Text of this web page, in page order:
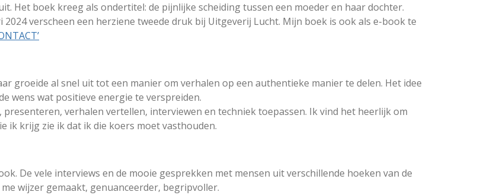
Het boek kreeg als ondertitel: de pijnlijke scheiding tussen een moeder en haar dochter.
2024 verscheen een herziene tweede druk bij Uitgeverij Lucht. Mijn boek is ook als e-book te
groeide al snel uit tot een manier om verhalen op een authentieke manier te delen. Het idee
wens wat positieve energie te verspreiden.
verhalen vertellen, interviewen en techniek toepassen. Ik vind het heerlijk om
ik krijg zie ik dat ik die koers moet vasthouden.
De vele interviews en de mooie gesprekken met mensen uit verschillende hoeken van de
wijzer gemaakt, genuanceerder, begripvoller.